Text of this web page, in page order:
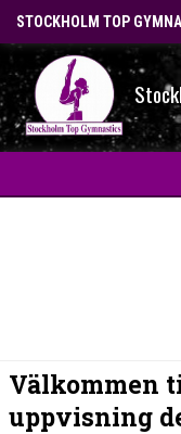
STOCKHOLM TOP
OM FÖRENINGEN
Välkommen
uppvisning